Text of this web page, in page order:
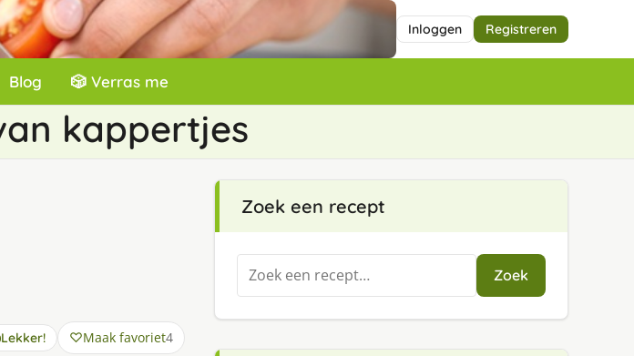
Inloggen Registreren
Blog 🎲 Verras me
kappertjes
Lekker! Maak favoriet4
Zoek een recept
Zoeken
naar:
Zoek